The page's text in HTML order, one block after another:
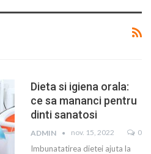
Dieta si igiena orala:
ce sa mananci pentru
dinti sanatosi
ADMIN nov. 15, 2022 0
Imbunatatirea dietei ajuta la